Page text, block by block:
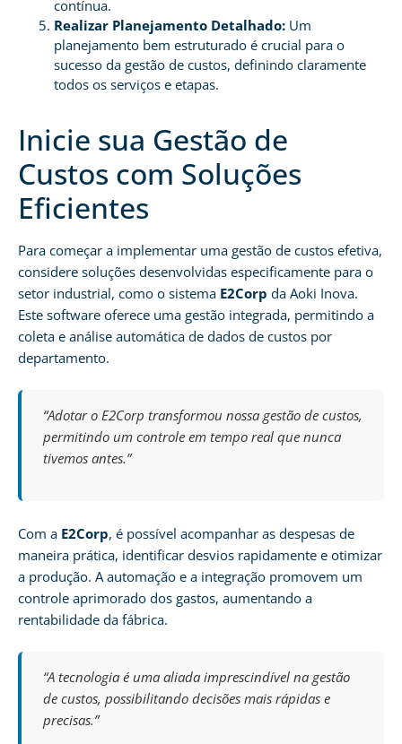
contínua.
Realizar Planejamento Detalhado: Um
planejamento bem estruturado é crucial para o
sucesso da gestão de custos, definindo claramente
todos os serviços e etapas.
Inicie sua Gestão de
Custos com Soluções
Eficientes
Para começar a implementar uma gestão de custos efetiva,
considere soluções desenvolvidas especificamente para o
setor industrial, como o sistema E2Corp da Aoki Inova.
Este software oferece uma gestão integrada, permitindo a
coleta e análise automática de dados de custos por
departamento.
“Adotar o E2Corp transformou nossa gestão de custos,
permitindo um controle em tempo real que nunca
tivemos antes.”
Com a E2Corp, é possível acompanhar as despesas de
maneira prática, identificar desvios rapidamente e otimizar
a produção. A automação e a integração promovem um
controle aprimorado dos gastos, aumentando a
rentabilidade da fábrica.
“A tecnologia é uma aliada imprescindível na gestão
de custos, possibilitando decisões mais rápidas e
precisas.”